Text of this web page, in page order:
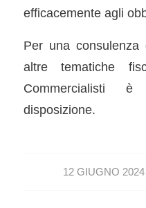
efficacemente agli
Per una consulenza
altre tematiche
Commercialisti
disposizione.
12 GIUGNO 2024
/